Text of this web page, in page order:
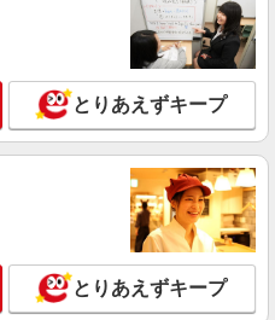
詳細を見る
社
にて調理補助業務
1,250円（資格・経験による）
※最長6ヶ月の派遣期間満了後、
接雇用へ移行予定
詳細を見る
とりあえずキープ
とりあえずキープ